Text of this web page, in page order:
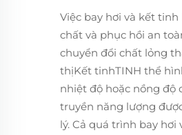
Việc bay hơi và kết
chất và phục hồi an
chuyển đổi chất lỏng
thịKết tinhTINH thể
nhiệt độ hoặc nồng độ
truyền năng lượng
lý. Cả quá trình bay